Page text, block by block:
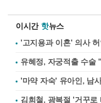
이시간 핫뉴스
'고지용과 이혼' 의사
유혜정, 자궁적출 수
'마약 자숙' 유아인, 남
김희철, 광복절 '거꾸